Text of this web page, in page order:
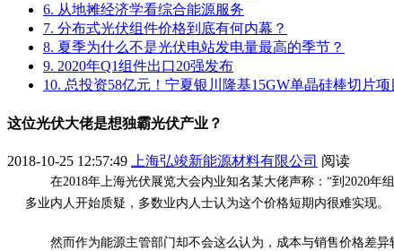
6. 从地摊经济学看综合能源服务
7. 分布式光伏组件价格到底有何内幕？
8. 夏季为什么不是光伏电站发电量最高的季节？
9. 2020年Q1组件出口20强发布
10. 总投资58亿元！宁夏银川隆基15GW单晶硅棒切片
这位光伏大佬是想独霸光伏产业？
2018-10-25 12:57:49 上海弘竣新能源材料有限公司 阅读
在2018年上海光伏展览大会内业知名某大佬声称：“到2020
多业内人开始质疑，多数业内人士认为这个价格短期内很难实现。
然而作为能源主管部门却不会这么认为，成本与销售价格差